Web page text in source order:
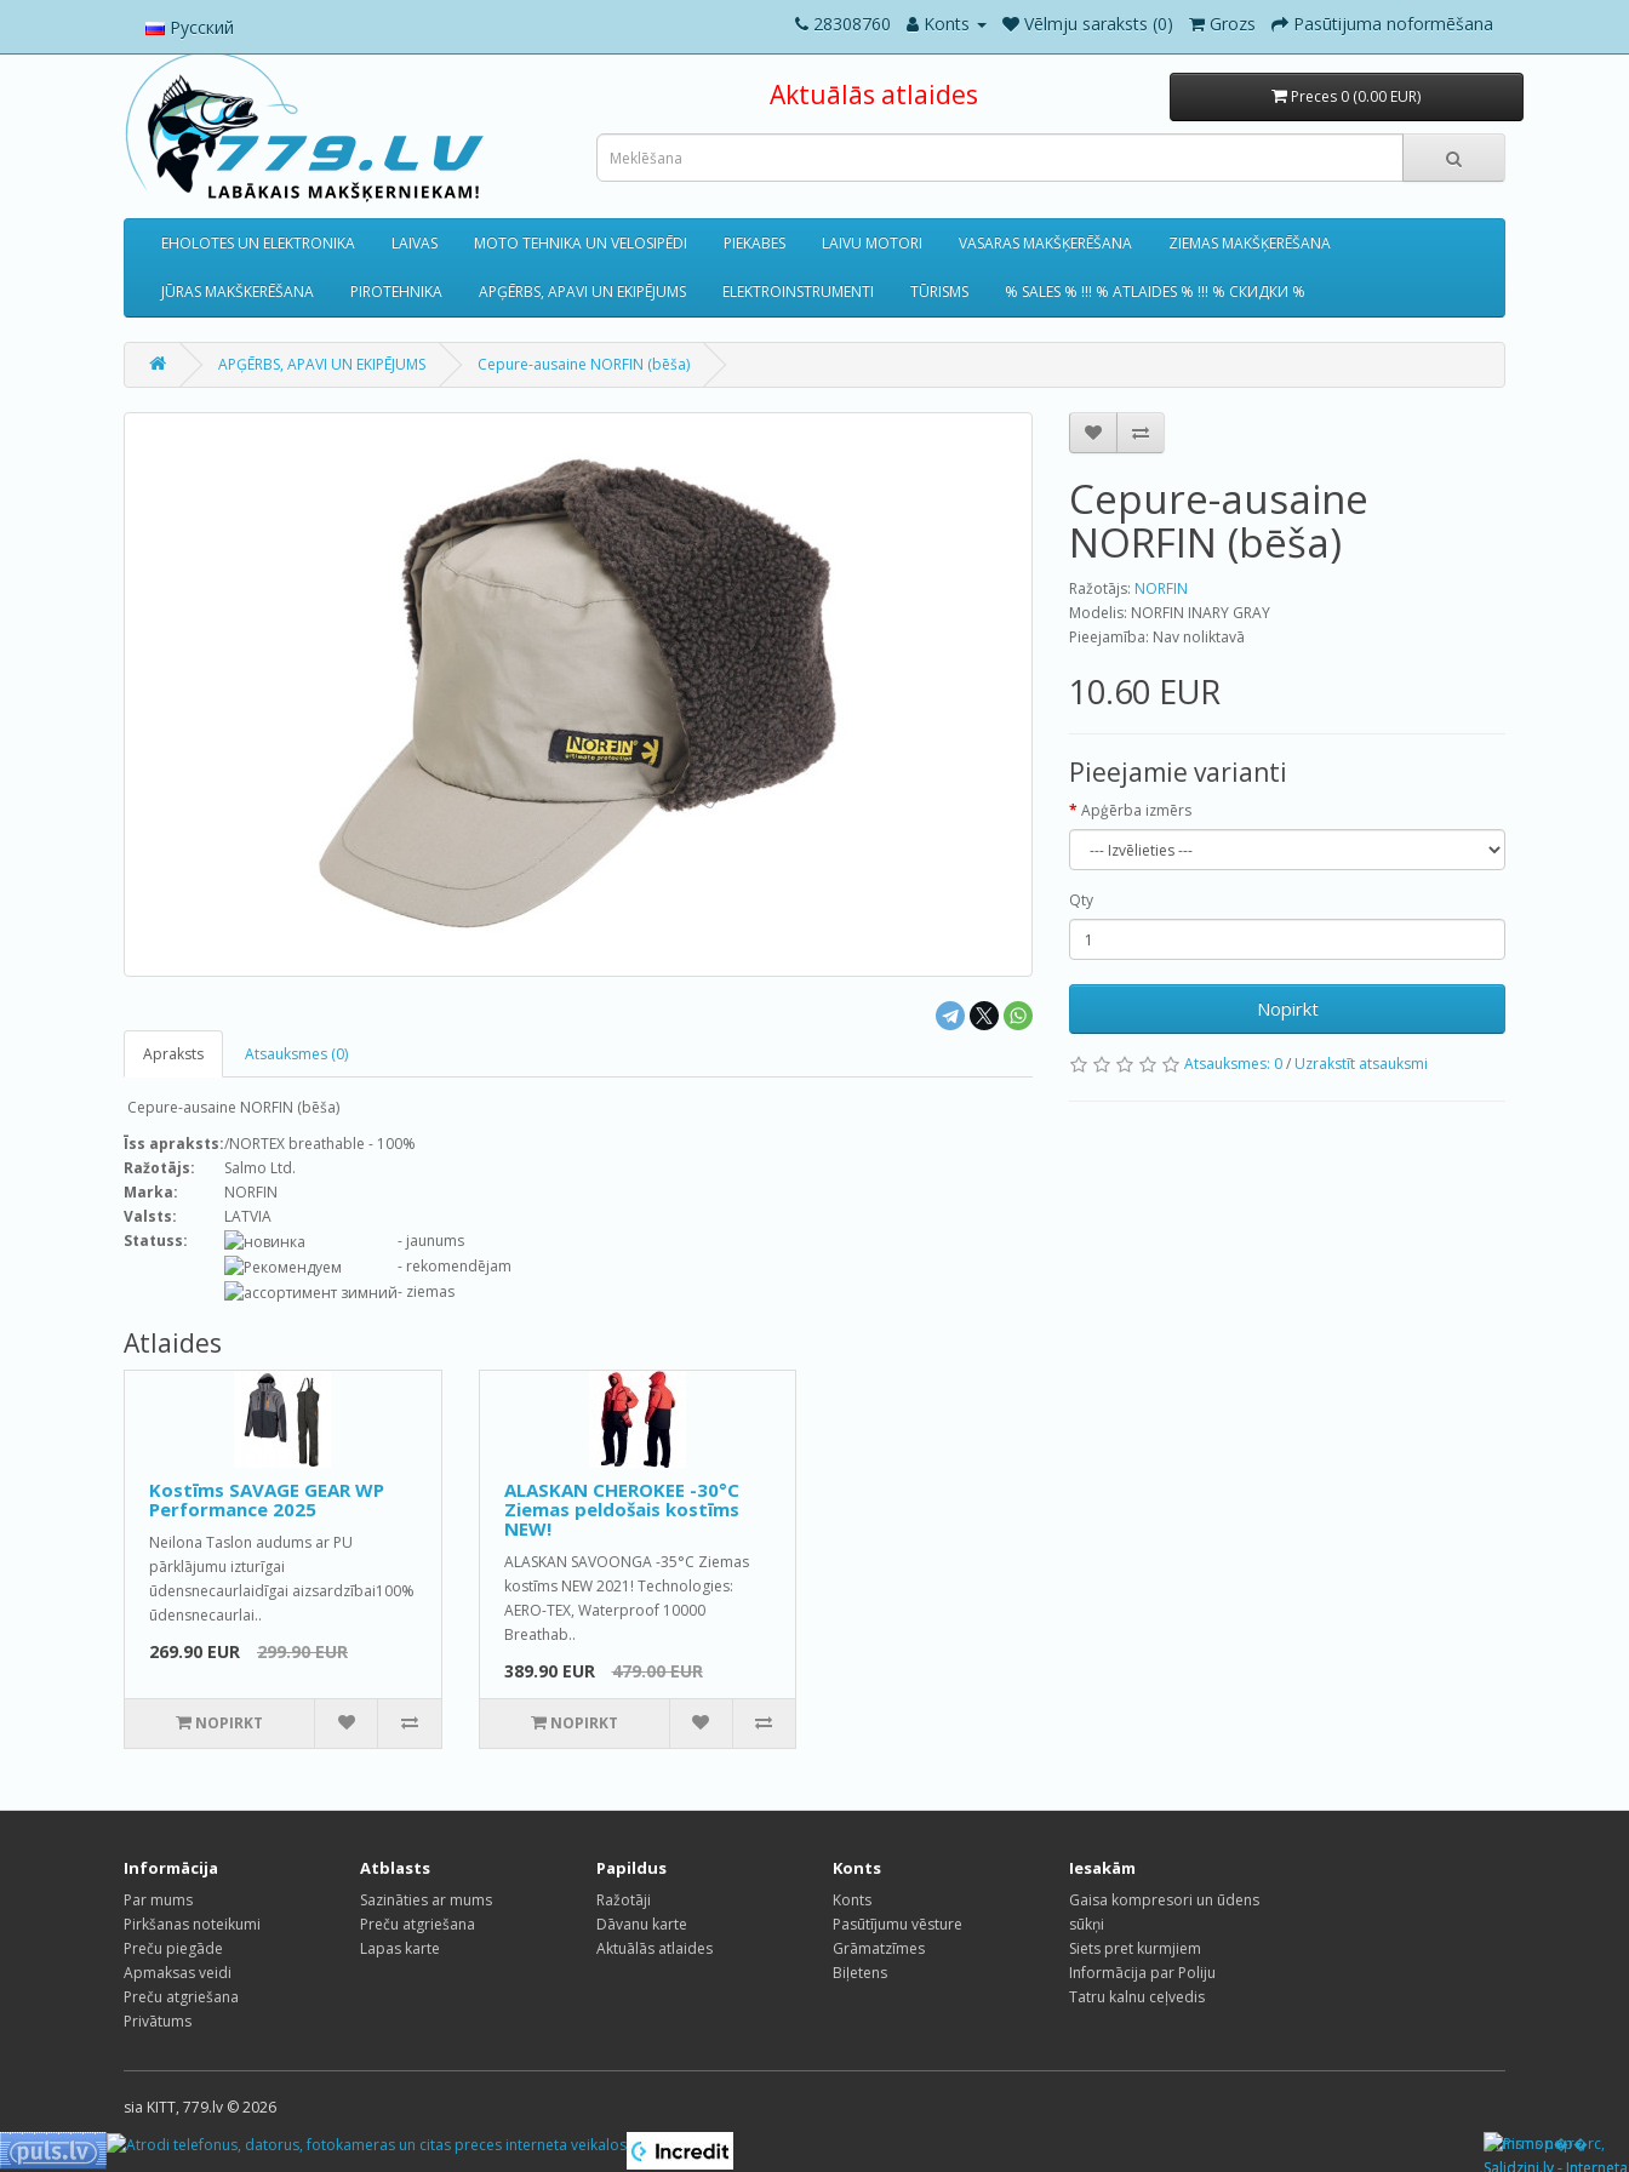
Русский 28308760 Konts Vēlmju saraksts (0) Grozs Pasūtijuma noformēšana
Aktuālās atlaides Preces 0 (0.00 EUR)
EHOLOTES UN ELEKTRONIKA LAIVAS MOTO TEHNIKA UN VELOSIPĒDI PIEKABES LAIVU MOTORI VASARAS MAKŠĶERĒŠANA ZIEMAS MAKŠĶERĒŠANA
JŪRAS MAKŠKERĒŠANA PIROTEHNIKA APĢĒRBS, APAVI UN EKIPĒJUMS ELEKTROINSTRUMENTI TŪRISMS % SALES % !!! % ATLAIDES % !!! % СКИДКИ %
APĢĒRBS, APAVI UN EKIPĒJUMS Cepure-ausaine NORFIN (bēša)
Apraksts Atsauksmes (0)
Cepure-ausaine NORFIN (bēša)
Īss apraksts:/NORTEX breathable - 100%
Ražotājs:
Salmo Ltd.
Marka:
NORFIN
Valsts:
LATVIA
Statuss:
- jaunums
- rekomendējam
- ziemas
Cepure-ausaine
NORFIN (bēša)
Ražotājs: NORFIN
Modelis: NORFIN INARY GRAY
Pieejamība: Nav noliktavā
10.60 EUR
Pieejamie varianti
Apģērba izmērs
Qty
Nopirkt
Atsauksmes: 0/ Uzrakstīt atsauksmi
Atlaides
Kostīms SAVAGE GEAR WP
Performance 2025
Neilona Taslon audums ar PU
pārklājumu izturīgai
ūdensnecaurlaidīgai aizsardzībai100%
ūdensnecaurlai..
269.90 EUR 299.90 EUR
NOPIRKT
ALASKAN CHEROKEE -30°C
Ziemas peldošais kostīms
NEW!
ALASKAN SAVOONGA -35°C Ziemas
kostīms NEW 2021! Technologies:
AERO-TEX, Waterproof 10000
Breathab..
389.90 EUR 479.00 EUR
NOPIRKT
Informācija
Par mums
Pirkšanas noteikumi
Preču piegāde
Apmaksas veidi
Preču atgriešana
Privātums
Atblasts
Sazināties ar mums
Preču atgriešana
Lapas karte
Papildus
Ražotāji
Dāvanu karte
Aktuālās atlaides
Konts
Konts
Pasūtījumu vēsture
Grāmatzīmes
Biļetens
Iesakām
Gaisa kompresori un ūdens
sūkņi
Siets pret kurmjiem
Informācija par Poliju
Tatru kalnu ceļvedis
sia KITT, 779.lv © 2026
Pirms nop�rc,
Salidzini.lv - Interneta